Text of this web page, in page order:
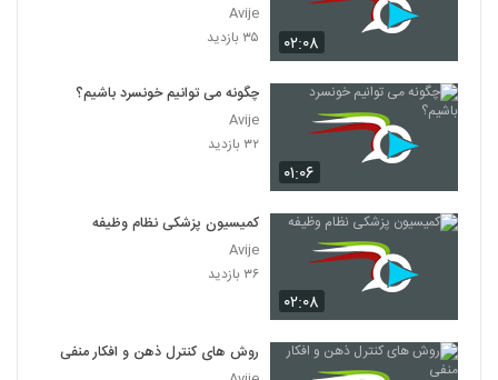
۰۲:۰۸
Avije
۳۵ بازدید
۰۱:۰۶
چگونه می توانیم خونسرد باشیم؟
Avije
۳۲ بازدید
۰۲:۰۸
کمیسیون پزشکی نظام وظیفه
Avije
۳۶ بازدید
روش های کنترل ذهن و افکار منفی